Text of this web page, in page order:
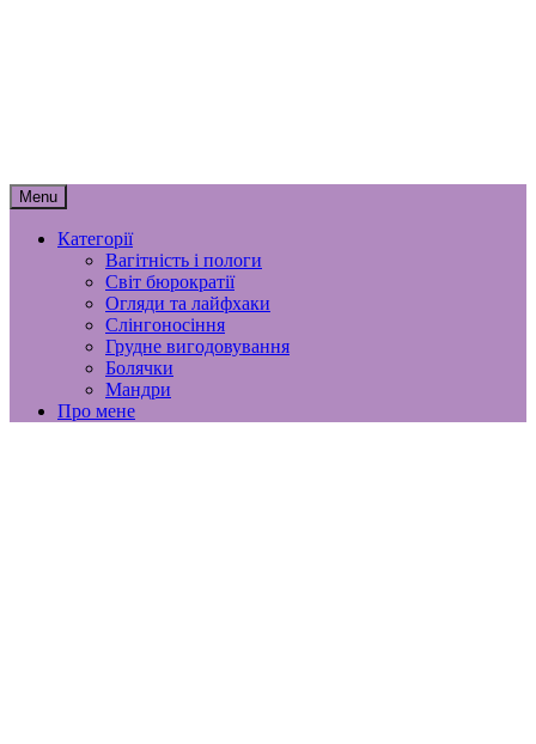
Menu
Категорії
Вагітність і пологи
Світ бюрократії
Огляди та лайфхаки
Слінгоносіння
Грудне вигодовування
Болячки
Мандри
Про мене